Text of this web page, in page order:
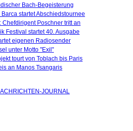
Bach-Begeisterung
startet Abschiedstournee
Poschner tritt an
Festival startet 40. Ausgabe
eigenen Radiosender
unter Motto "Exil"
tourt von Toblach bis Paris
an Manos Tsangaris